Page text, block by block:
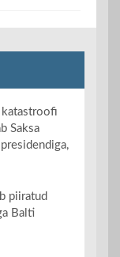
katastroofi
Saksa
piiratud
Balti